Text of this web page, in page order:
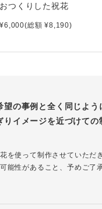
おつくりした祝花
¥6,000(総額 ¥8,190)
望の事例と全く同じよう
イメージを近づけての
を使って制作させていただ
能性があること、予めご了